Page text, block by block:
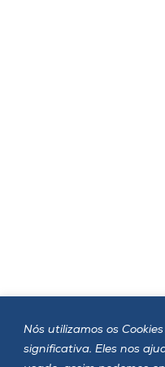
Nós utilizamos os
significativa. Eles nos